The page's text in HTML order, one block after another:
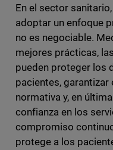
En el sector
adoptar un enfoque
no es negociable.
mejores prácticas,
pueden proteger los
pacientes,
normativa y, en
confianza en los
compromiso
protege a los